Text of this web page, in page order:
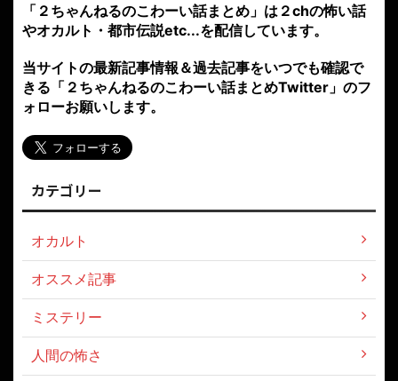
「２ちゃんねるのこわーい話まとめ」は２chの怖い話
やオカルト・都市伝説etc...を配信しています。
当サイトの最新記事情報＆過去記事をいつでも確認で
きる「２ちゃんねるのこわーい話まとめTwitter」のフ
ォローお願いします。
カテゴリー
オカルト
オススメ記事
ミステリー
人間の怖さ